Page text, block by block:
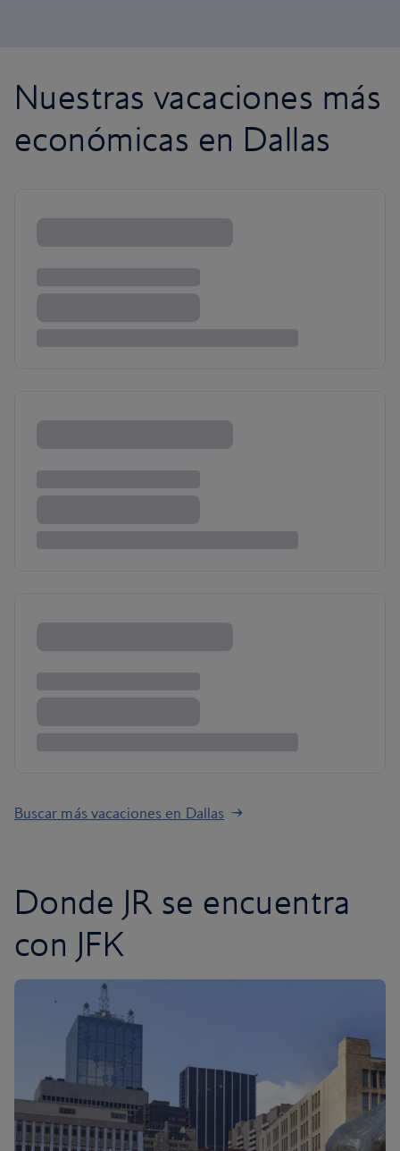
Nuestras vacaciones más
económicas en Dallas
Buscar más vacaciones en Dallas
Donde JR se encuentra
con JFK